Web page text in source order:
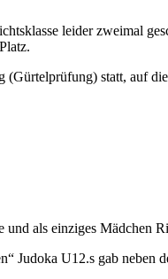
leider zweimal
statt, auf
als einziges Mädchen
Judoka U12.s gab neben